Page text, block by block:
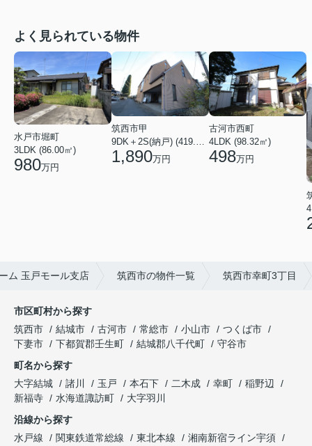
よく見られている物件
水戸市堀町
3LDK (86.00㎡)
980万円
筑西市甲
9DK＋2S(納戸) (419.56㎡)
1,890万円
古河市西町
4LDK (98.32㎡)
498万円
ム 玉戸モール支店 筑西市の物件一覧 筑西市幸町3丁目
市区町村から探す
筑西市
結城市 古河市 常総市 小山市
つくば市
下妻市
下都賀郡壬生町 結城郡八千代町
守谷市
町名から探す
大字結城
諸川 玉戸 本石下 二木成 幸町
稲野辺
新福寺
水海道諏訪町
大字羽川
沿線から探す
水戸線
関東鉄道常総線 東北本線
湘南新宿ライン宇須